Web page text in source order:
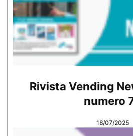
Rivista Vending
numero
18/07/2025